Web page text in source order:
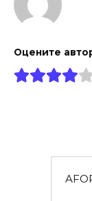
Оцените